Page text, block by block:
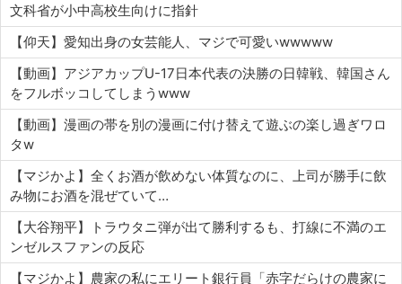
文科省が小中高校生向けに指針
【仰天】愛知出身の女芸能人、マジで可愛いwwwww
【動画】アジアカップU-17日本代表の決勝の日韓戦、韓国さん
をフルボッコしてしまうwww
【動画】漫画の帯を別の漫画に付け替えて遊ぶの楽し過ぎワロ
タw
【マジかよ】全くお酒が飲めない体質なのに、上司が勝手に飲
み物にお酒を混ぜていて…
【大谷翔平】トラウタニ弾が出て勝利するも、打線に不満のエ
ンゼルスファンの反応
【マジかよ】農家の私にエリート銀行員「赤字だらけの農家に